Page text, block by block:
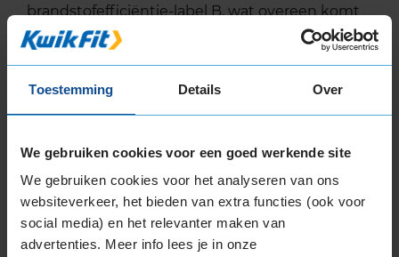
Toestemming Details Over
We gebruiken cookies voor een goed werkende site
We gebruiken cookies voor het analyseren van ons
websiteverkeer, het bieden van extra functies (ook voor
social media) en het relevanter maken van
advertenties. Meer info lees je in onze
brandstofefficiëntie-label B, wat overeen komt
met een zeer goede brandstofefficiëntie.
gewaardeerd met een A-label, wat betekent dat
deze band uitstekende grip heeft bij natte
De band heeft een extern rolgeluid van 72 dB
met B-notering, wat betekent dat deze band
een normale geluidsproductie heeft.